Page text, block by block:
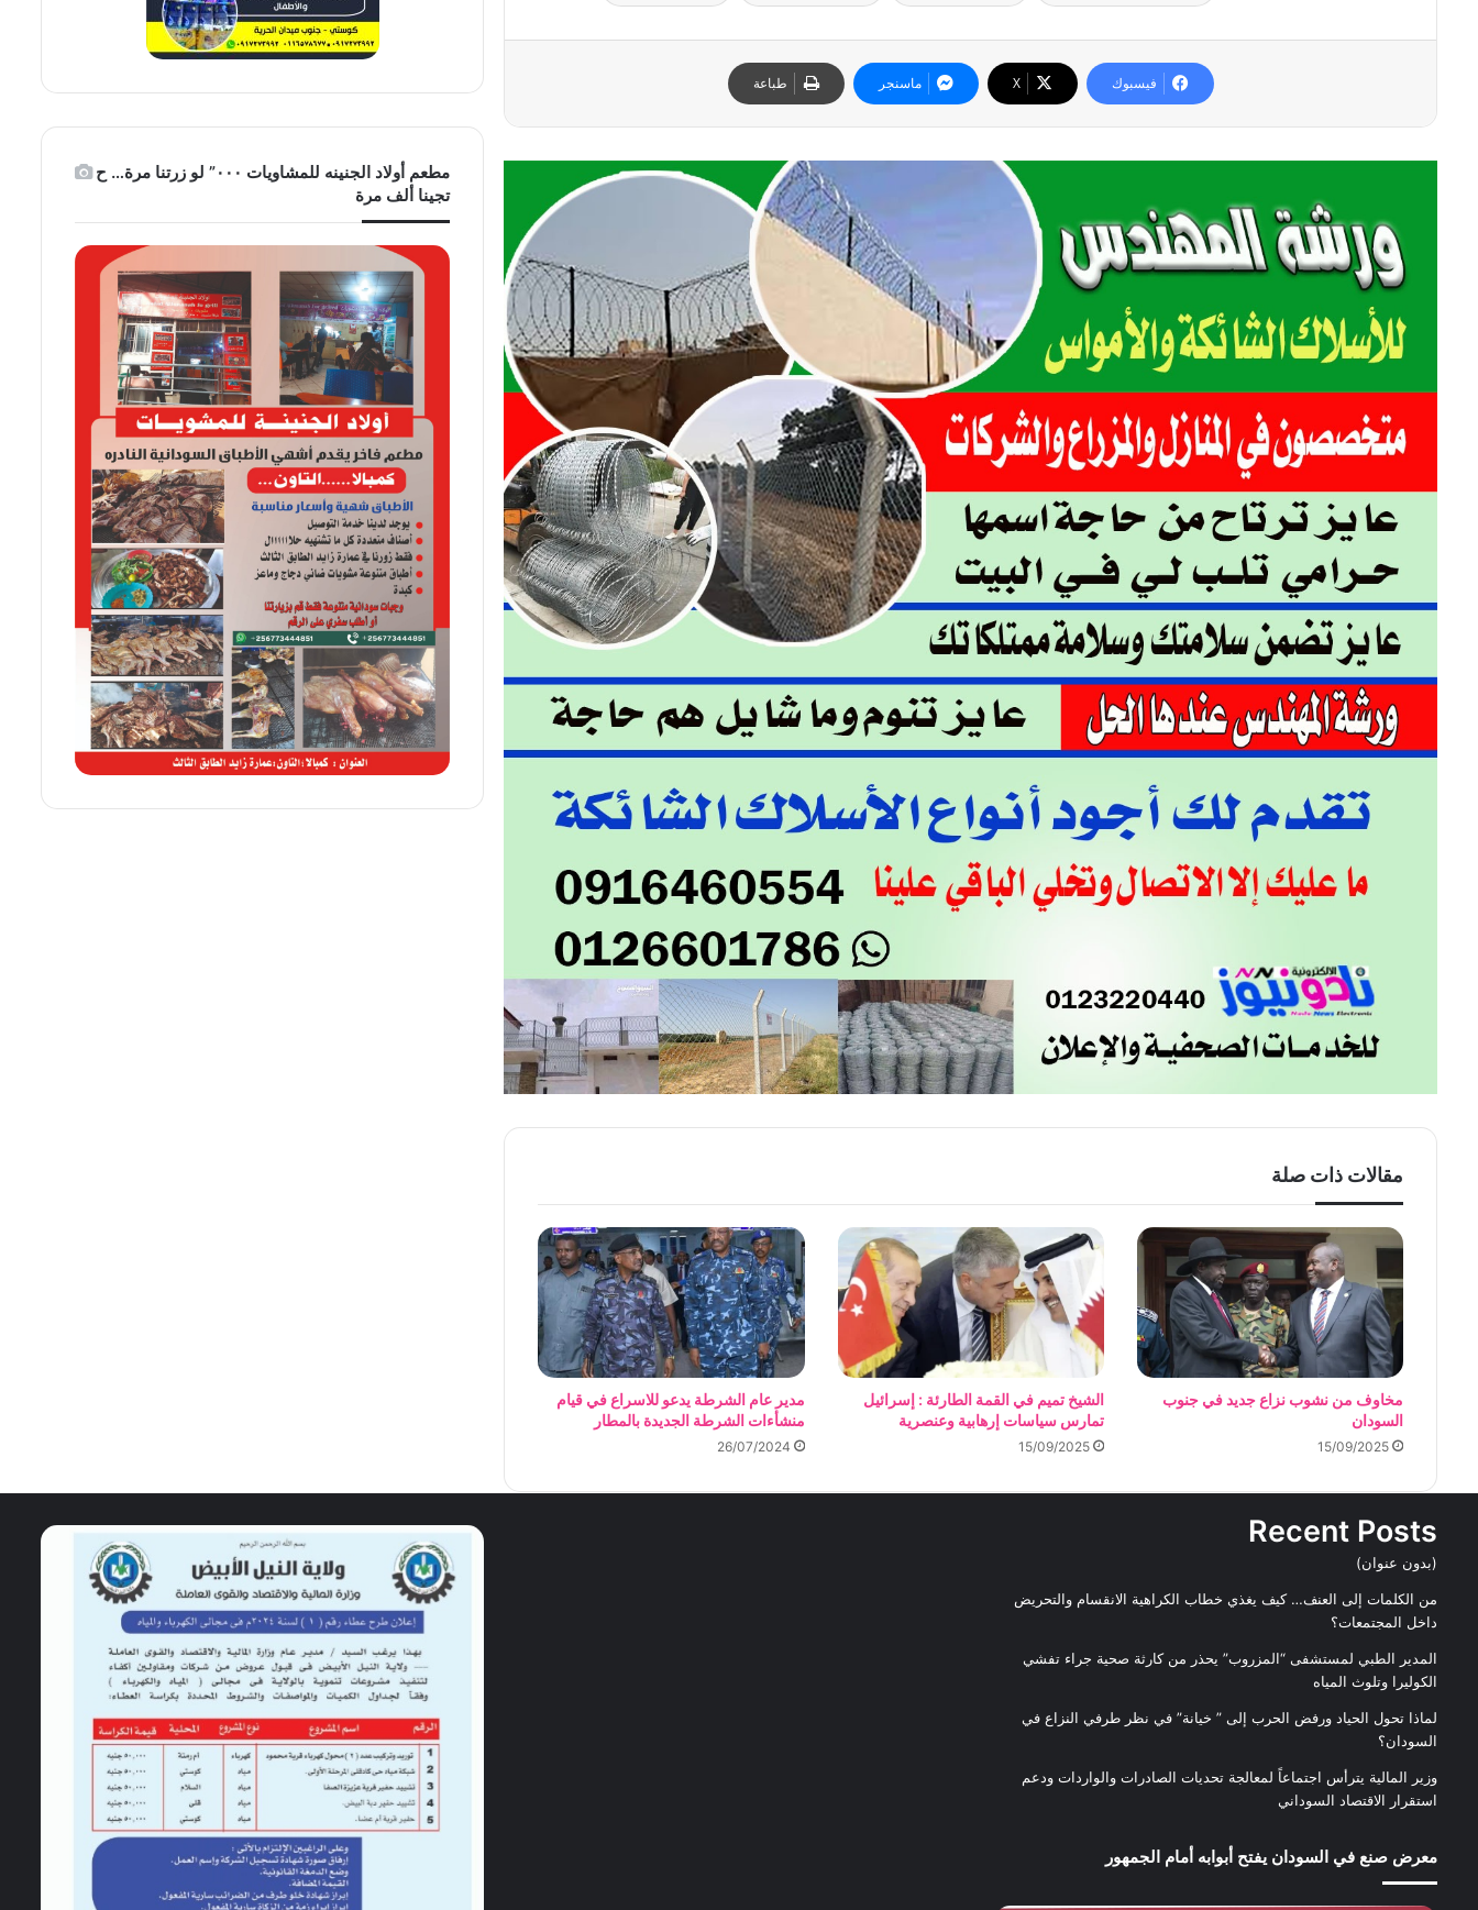
فيسبوك ‫X ماسنجر طباعة
مقالات ذات صلة
مخاوف من نشوب نزاع جديد في جنوب
السودان
15/09/2025
الشيخ تميم في القمة الطارئة : إسرائيل
تمارس سياسات إرهابية وعنصرية
15/09/2025
مدير عام الشرطة يدعو للاسراع في قيام
منشأءات الشرطة الجديدة بالمطار
26/07/2024
مطعم أولاد الجنينه للمشاويات ٠٠٠” لو زرتنا مرة… ح
تجينا ألف مرة
Recent Posts
(بدون عنوان)
من الكلمات إلى العنف… كيف يغذي خطاب الكراهية الانقسام والتحريض
داخل المجتمعات؟
المدير الطبي لمستشفى “المزروب” يحذر من كارثة صحية جراء تفشي
الكوليرا وتلوث المياه
لماذا تحول الحياد ورفض الحرب إلى ” خيانة” في نظر طرفي النزاع في
السودان؟
وزير المالية يترأس اجتماعاً لمعالجة تحديات الصادرات والواردات ودعم
استقرار الاقتصاد السوداني
معرض صنع في السودان يفتح أبوابه أمام الجمهور